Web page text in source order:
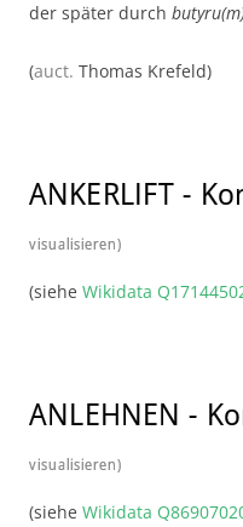
der später durch
(auct. Thomas Krefeld)
ANKERLIFT -
visualisieren)
(siehe Wikidata
ANLEHNEN -
visualisieren)
(siehe Wikidata